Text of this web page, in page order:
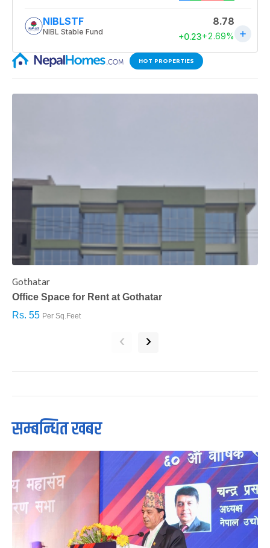
HOT PROPERTIES
Gothatar
Office Space for Rent at Gothatar
Rs. 55 Per Sq.Feet
‹ ›
सम्बन्धित खबर